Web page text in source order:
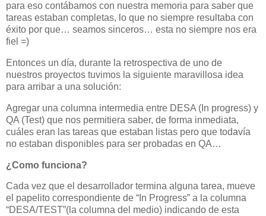
para eso contábamos con nuestra memoria para saber que
tareas estaban completas, lo que no siempre resultaba con
éxito por que… seamos sinceros… esta no siempre nos era
fiel =)
Entonces un día, durante la retrospectiva de uno de
nuestros proyectos tuvimos la siguiente maravillosa idea
para arribar a una solución:
Agregar una columna intermedia entre DESA (In progress) y
QA (Test) que nos permitiera saber, de forma inmediata,
cuáles eran las tareas que estaban listas pero que todavía
no estaban disponibles para ser probadas en QA…
¿Como funciona?
Cada vez que el desarrollador termina alguna tarea, mueve
el papelito correspondiente de “In Progress” a la columna
“DESA/TEST”(la columna del medio) indicando de esta